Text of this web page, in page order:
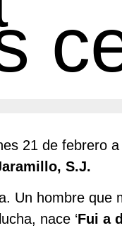
21 de febrero
S.J.
Un hombre que
nace ‘Fui a